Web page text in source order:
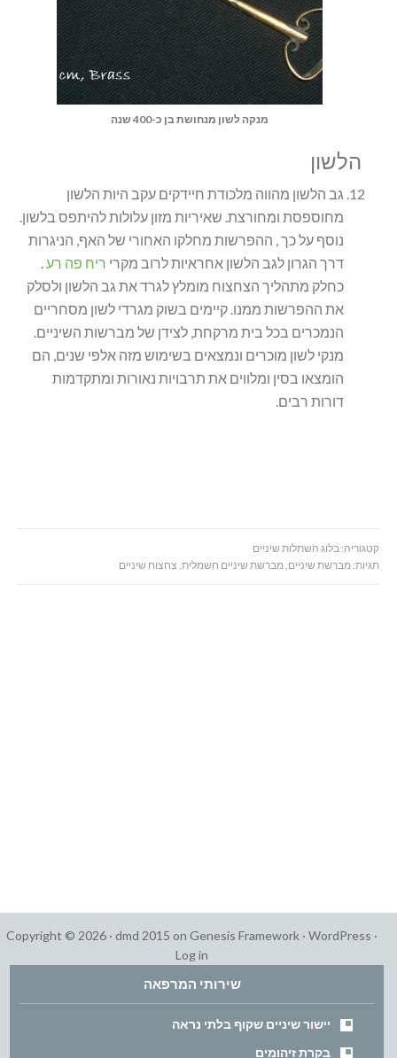
מנקה לשון מנחושת בן כ-400 שנה
הלשון
גב הלשון מהווה מלכודת חיידקים עקב היות הלשון
מחוספסת ומחורצת. שאיריות מזון עלולות להיתפס בלשון.
נוסף על כך , ההפרשות מחלקו האחורי של האף, הניגרות
דרך הגרון לגב הלשון אחראיות לרוב מקרי ריח פה רע.
כחלק מתהליך הצחצוח מומלץ לגרד את גב הלשון ולסלק
את ההפרשות ממנו. קיימים בשוק מגרדי לשון מסחריים
הנמכרים בכל בית מרקחת, לצידן של מברשות השיניים.
מנקי לשון מוכרים ונמצאים בשימוש מזה אלפי שנים, הם
הומצאו בסין ומלווים את תרבויות נאורות ומתקדמות
דורות רבים.
קטגוריה: בלוג השתלות שיניים
תגיות: מברשת שיניים,מברשת שיניים חשמלית, צחצוח שיניים
Copyright © 2026 · dmd 2015 on Genesis Framework · WordPress ·
Log in
שירותי המרפאה
יישור שיניים שקוף בלתי נראה
בקרת זיהומים